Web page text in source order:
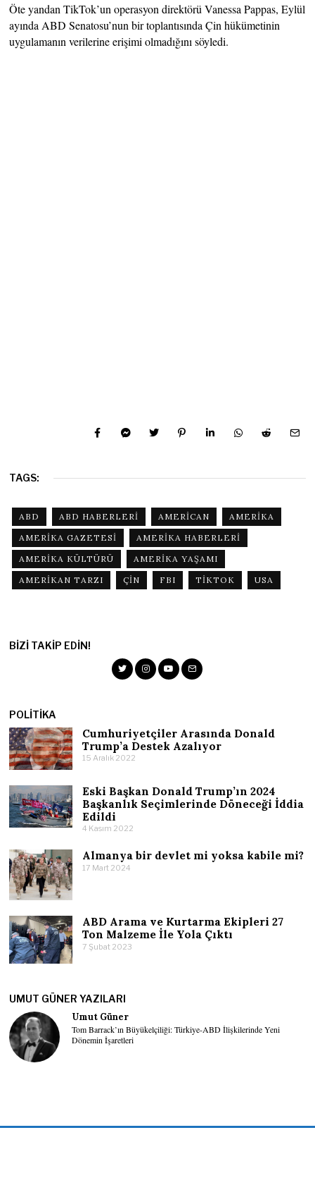
Öte yandan TikTok’un operasyon direktörü Vanessa Pappas, Eylül
ayında ABD Senatosu’nun bir toplantısında Çin hükümetinin
uygulamanın verilerine erişimi olmadığını söyledi.
TAGS:
ABD ABD HABERLERI AMERICAN
AMERIKA
AMERIKA GAZETESI
AMERIKA HABERLERI
AMERIKA KÜLTÜRÜ
AMERIKA YAŞAMI
AMERIKAN TARZI
ÇIN FBI TIKTOK USA
BIZI TAKIP EDIN!
POLITIKA
Cumhuriyetçiler Arasında Donald
Trump’a Destek Azalıyor
15 Aralık 2022
Eski Başkan Donald Trump’ın 2024
Başkanlık Seçimlerinde Döneceği İddia
Edildi
4 Kasım 2022
Almanya bir devlet mi yoksa kabile mi?
17 Mart 2024
ABD Arama ve Kurtarma Ekipleri 27
Ton Malzeme İle Yola Çıktı
7 Şubat 2023
UMUT GÜNER YAZILARI
Umut Güner
Tom Barrack’ın Büyükelçiliği: Türkiye-ABD İlişkilerinde Yeni
Dönemin İşaretleri